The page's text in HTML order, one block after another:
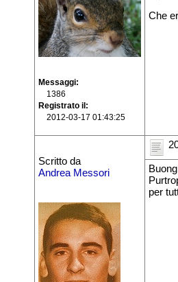
Messaggi
1386
Registrato il
2012-03-17 01:43:25
Che
Scritto da
Andrea Messori
per